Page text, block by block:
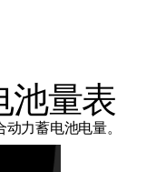
新闻
注册新闻
（在新窗
池量表
力蓄电池电量。